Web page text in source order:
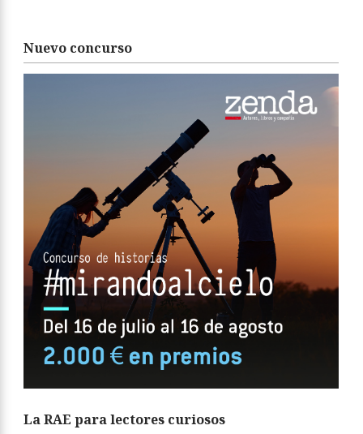
Nuevo concurso
La RAE para lectores curiosos